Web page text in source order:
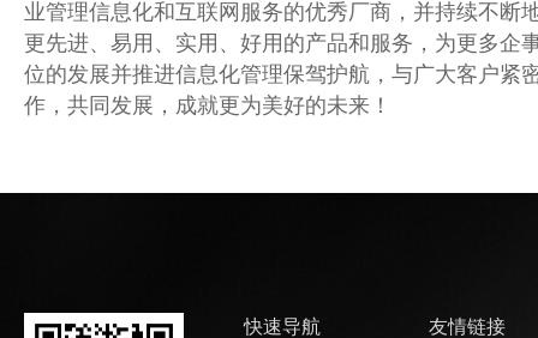
业管理信息化和互联网服务的优秀厂商，并持续不断
更先进、易用、实用、好用的产品和服务，为更多企
位的发展并推进信息化管理保驾护航，与广大客户紧
作，共同发展，成就更为美好的未来！
快速导航 友情链接